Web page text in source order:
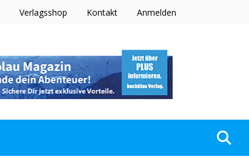
Verlagsshop Kontakt Anmelden